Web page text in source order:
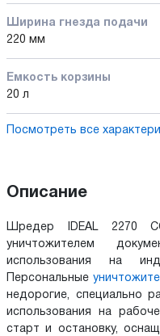
Ширина гнезда подачи
220 мм
Емкость корзины
20 л
Посмотреть все
Описание
Шредер IDEAL 2270
уничтожителем
использования на
Персональные
недорогие, специально
использования на
старт и остановку,